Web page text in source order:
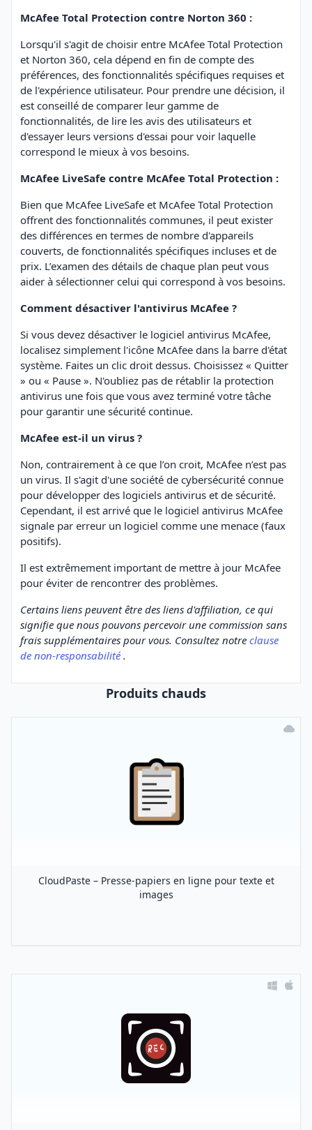
McAfee Total Protection contre Norton 360 :
Lorsqu'il s'agit de choisir entre McAfee Total Protection
et Norton 360, cela dépend en fin de compte des
préférences, des fonctionnalités spécifiques requises et
de l'expérience utilisateur. Pour prendre une décision, il
est conseillé de comparer leur gamme de
fonctionnalités, de lire les avis des utilisateurs et
d'essayer leurs versions d'essai pour voir laquelle
correspond le mieux à vos besoins.
McAfee LiveSafe contre McAfee Total Protection :
Bien que McAfee LiveSafe et McAfee Total Protection
offrent des fonctionnalités communes, il peut exister
des différences en termes de nombre d'appareils
couverts, de fonctionnalités spécifiques incluses et de
prix. L’examen des détails de chaque plan peut vous
aider à sélectionner celui qui correspond à vos besoins.
Comment désactiver l'antivirus McAfee ?
Si vous devez désactiver le logiciel antivirus McAfee,
localisez simplement l'icône McAfee dans la barre d'état
système. Faites un clic droit dessus. Choisissez « Quitter
» ou « Pause ». N'oubliez pas de rétablir la protection
antivirus une fois que vous avez terminé votre tâche
pour garantir une sécurité continue.
McAfee est-il un virus ?
Non, contrairement à ce que l’on croit, McAfee n’est pas
un virus. Il s'agit d'une société de cybersécurité connue
pour développer des logiciels antivirus et de sécurité.
Cependant, il est arrivé que le logiciel antivirus McAfee
signale par erreur un logiciel comme une menace (faux
positifs).
Il est extrêmement important de mettre à jour McAfee
pour éviter de rencontrer des problèmes.
Certains liens peuvent être des liens d'affiliation, ce qui
signifie que nous pouvons percevoir une commission sans
frais supplémentaires pour vous. Consultez notre clause
de non-responsabilité .
Produits chauds
CloudPaste – Presse-papiers en ligne pour texte et
images